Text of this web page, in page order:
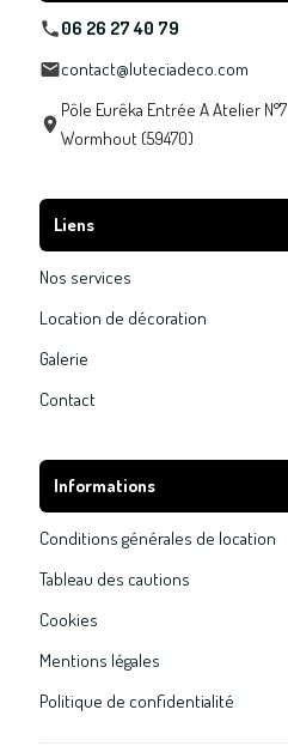
06 26 27 40 79
contact@luteciadeco.com
Pôle Eurêka Entrée A Atelier N°7
Wormhout (59470)
Liens
Nos services
Location de décoration
Galerie
Contact
Informations
Conditions générales de location
Tableau des cautions
Cookies
Mentions légales
Politique de confidentialité